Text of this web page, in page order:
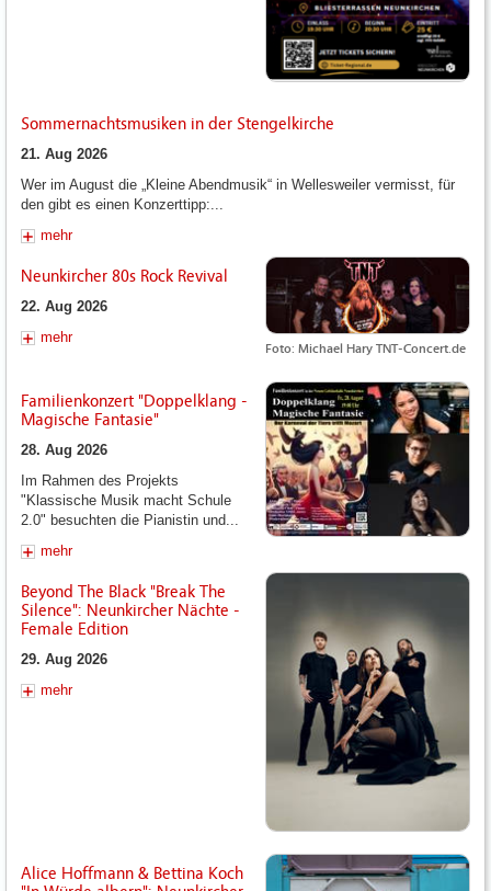
Sommernachtsmusiken in der Stengelkirche
21. Aug 2026
Wer im August die „Kleine Abendmusik“ in Wellesweiler vermisst, für
den gibt es einen Konzerttipp:...
mehr
Foto: Michael Hary TNT-Concert.de
Neunkircher 80s Rock Revival
22. Aug 2026
mehr
Familienkonzert "Doppelklang -
Magische Fantasie"
28. Aug 2026
Im Rahmen des Projekts
"Klassische Musik macht Schule
2.0" besuchten die Pianistin und...
mehr
Beyond The Black "Break The
Silence": Neunkircher Nächte -
Female Edition
29. Aug 2026
mehr
Alice Hoffmann & Bettina Koch